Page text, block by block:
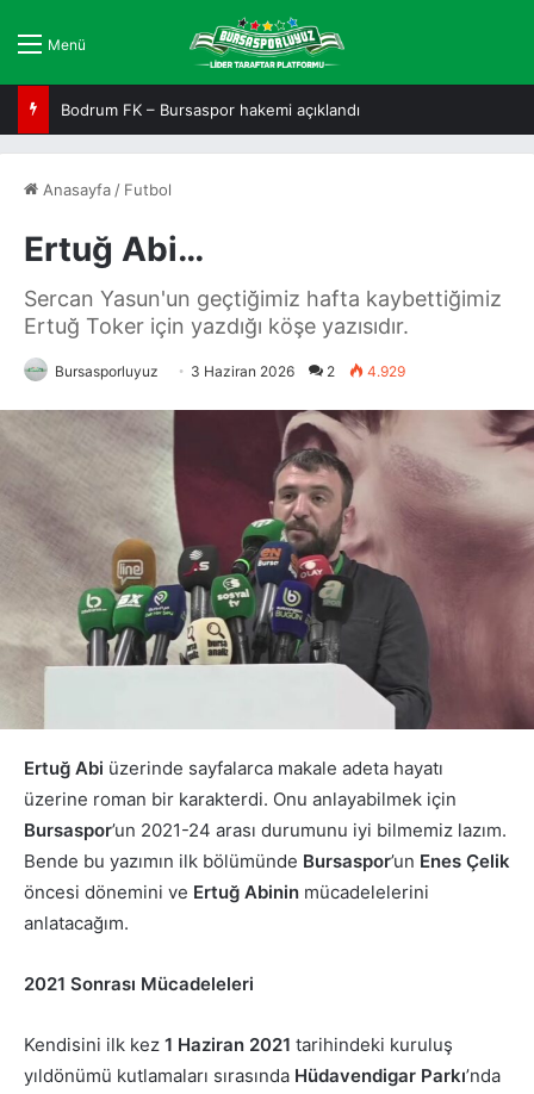
Menü
İşte Bursaspor Basketbol’un fikstürü!
Anasayfa / Futbol
Ertuğ Abi…
Sercan Yasun'un geçtiğimiz hafta kaybettiğimiz
Ertuğ Toker için yazdığı köşe yazısıdır.
Bursasporluyuz 3 Haziran 2026 2 4.929
Ertuğ Abi üzerinde sayfalarca makale adeta hayatı
üzerine roman bir karakterdi. Onu anlayabilmek için
Bursaspor’un 2021-24 arası durumunu iyi bilmemiz lazım.
Bende bu yazımın ilk bölümünde Bursaspor’un Enes Çelik
öncesi dönemini ve Ertuğ Abinin mücadelelerini
anlatacağım.
2021 Sonrası Mücadeleleri
Kendisini ilk kez 1 Haziran 2021 tarihindeki kuruluş
yıldönümü kutlamaları sırasında Hüdavendigar Parkı’nda